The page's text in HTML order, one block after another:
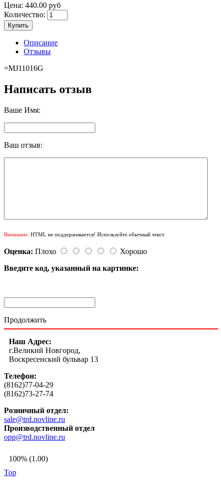
Цена: 440.00 руб
Количество:
Купить
Описание
Отзывы
=MJ11016G
Написать отзыв
Ваше Имя:
Ваш отзыв:
Внимание: HTML не поддерживается! Используйте обычный текст.
Оценка: Плохо
Хорошо
Введите код, указанный на картинке:
Продолжить
Наш Адрес:
г.Великий Новгород,
Воскресенский бульвар 13
Телефон:
(8162)77-04-29
(8162)73-27-74
Розничный отдел:
sale@trd.novline.ru
Производственный отдел
opp@trd.novline.ru
100% (1.00)
Top